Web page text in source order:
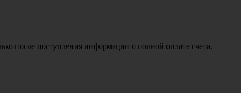
после поступления информации о полной оплате счета.